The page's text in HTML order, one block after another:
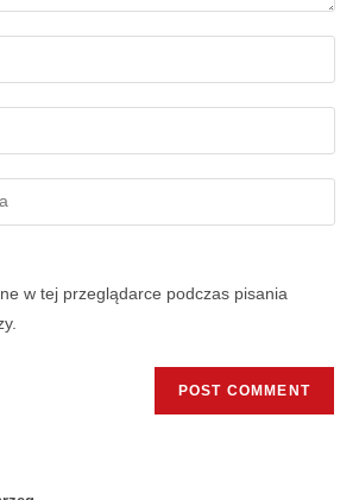
w tej przeglądarce podczas pisania